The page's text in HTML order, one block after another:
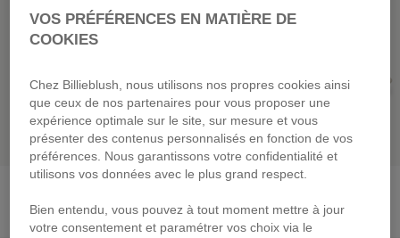
Pantalon En Denim
Casquette Réglable A
29,00 €
VOS PRÉFÉRENCES EN MATIÈRE DE
COOKIES
Chez Billieblush, nous utilisons nos propres cookies ainsi
que ceux de nos partenaires pour vous proposer une
expérience optimale sur le site, sur mesure et vous
présenter des contenus personnalisés en fonction de vos
préférences. Nous garantissons votre confidentialité et
utilisons vos données avec le plus grand respect.
Bien entendu, vous pouvez à tout moment mettre à jour
votre consentement et paramétrer vos choix via le